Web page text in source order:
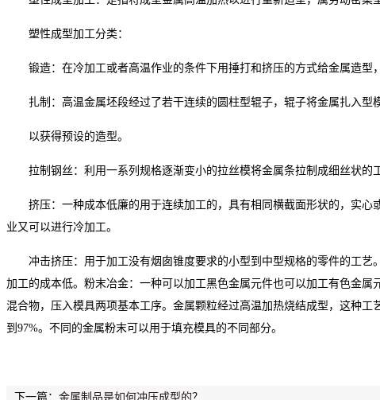
塑性成型加工分类：
锻造：在冷加工或者高温作业的条件下用捶打和挤压的方式给金属造型
扎制：高温金属坯段经过了若干连续的圆柱型辊子，辊子将金属扎入型
以获得预设的造型。
拉制钢丝：利用一系列规格逐渐变小的拉丝模将金属条拉制成细丝状的
挤压：一种成本低廉的用于连续加工的，具有相同横截面形状的，实心
业又可以进行冷加工。
冲击挤压：用于加工没有烟囱锥度要求的小型到中型规格的零件的工艺
加工的成本低。粉末冶金：一种可以加工黑色金属元件也可以加工有色金属
混合物，压入模具两项基本工序。金属颗粒经过高温加热烧结成型，这种工
到97%。不同的金属粉末可以用于填充模具的不同部分。
下一篇： 金属制品是如何冲压成型的？